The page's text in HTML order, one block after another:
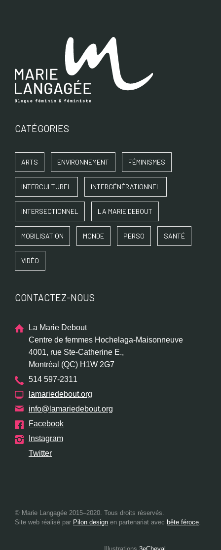
CATÉGORIES
ARTS ENVIRONNEMENT FÉMINISMES
INTERCULTUREL INTERGÉNÉRATIONNEL
INTERSECTIONNEL LA MARIE DEBOUT
MOBILISATION MONDE PERSO SANTÉ
VIDÉO
CONTACTEZ-NOUS
La Marie Debout
Centre de femmes Hochelaga-Maisonneuve
4001, rue Ste-Catherine E.,
Montréal (QC) H1W 2G7
514 597-2311
lamariedebout.org
info@lamariedebout.org
Facebook
Instagram
Twitter
© Marie Langagée 2015–2020. Tous droits réservés.
Site web réalisé par Pilon design en partenariat avec bête féroce.